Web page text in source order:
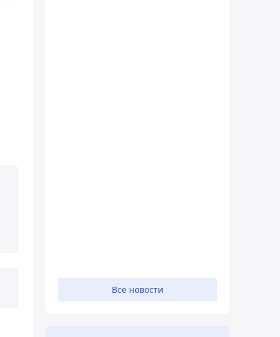
Все новости